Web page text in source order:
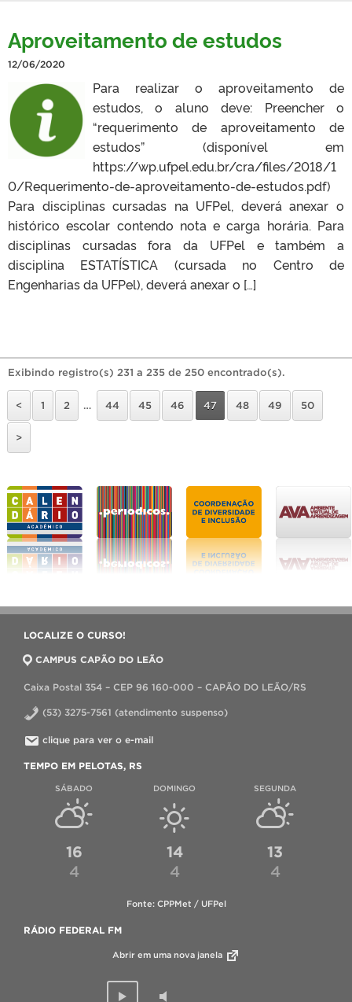
Aproveitamento de estudos
12/06/2020
Para realizar o aproveitamento de
estudos, o aluno deve: Preencher o
“requerimento de aproveitamento de
estudos” (disponível em
https://wp.ufpel.edu.br/cra/files/2018/1
0/Requerimento-de-aproveitamento-de-estudos.pdf)
Para disciplinas cursadas na UFPel, deverá anexar o
histórico escolar contendo nota e carga horária. Para
disciplinas cursadas fora da UFPel e também a
disciplina ESTATÍSTICA (cursada no Centro de
Engenharias da UFPel), deverá anexar o […]
Exibindo registro(s) 231 a 235 de 250 encontrado(s).
< 1 2 … 44 45 46 47 48 49 50
>
LOCALIZE O CURSO!
CAMPUS CAPÃO DO LEÃO
Caixa Postal 354 – CEP 96 160-000 – CAPÃO DO LEÃO/RS
(53) 3275-7561 (atendimento suspenso)
clique para ver o e-mail
TEMPO EM PELOTAS, RS
SÁBADO
16
4
DOMINGO
14
4
SEGUNDA
13
4
Fonte: CPPMet / UFPel
RÁDIO FEDERAL FM
Abrir em uma nova janela